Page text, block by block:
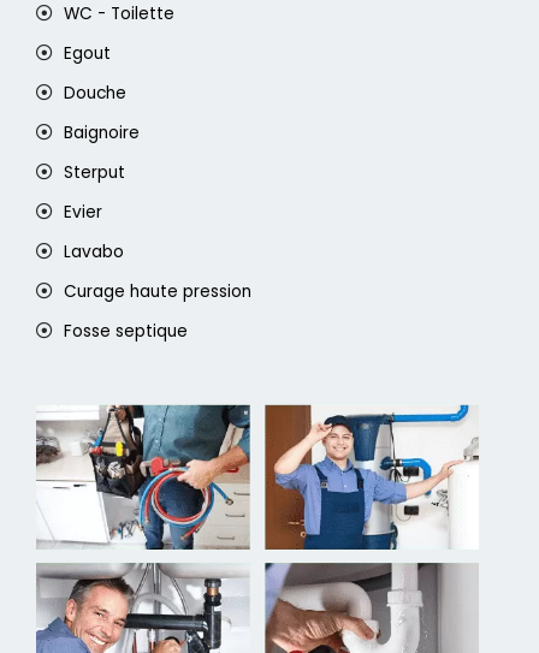
WC - Toilette
Egout
Douche
Baignoire
Sterput
Evier
Lavabo
Curage haute pression
Fosse septique